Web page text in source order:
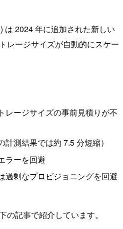
は 2024 年に追加された新しい
レージサイズが自動的にスケー
レージサイズの事前見積りが不
測結果では約 7.5 分短縮）
ラーを回避
過剰なプロビジョニングを回避
の記事で紹介しています。